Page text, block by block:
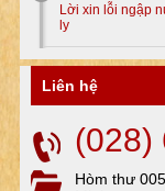
Lời xin lỗi ngập
ly
Liên hệ
(028)
Hòm thư